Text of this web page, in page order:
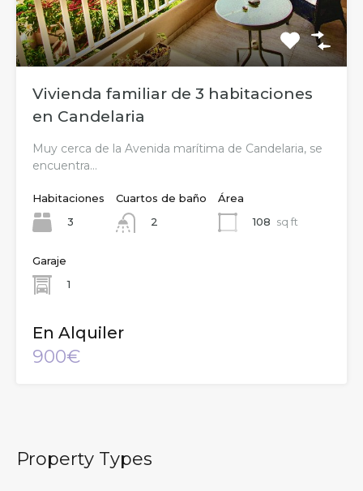
Vivienda familiar de 3 habitaciones
en Candelaria
Muy cerca de la Avenida marítima de Candelaria, se
encuentra…
Habitaciones
3
Cuartos de baño
2
Área
108 sq ft
Garaje
1
En Alquiler
900€
Property Types